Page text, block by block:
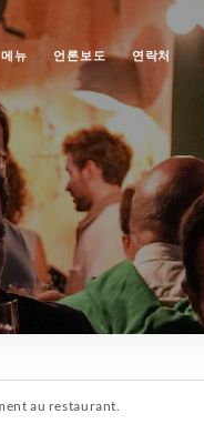
메뉴 언론보도 연락처